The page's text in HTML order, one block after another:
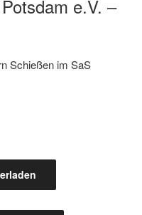
e.V. –
im SaS